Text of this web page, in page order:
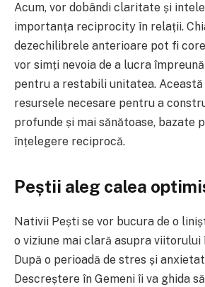
Acum, vor dobândi claritate și
importanța reciprocity în relații.
dezechilibrele anterioare pot fi
vor simți nevoia de a lucra
pentru a restabili unitatea.
resursele necesare pentru a
profunde și mai sănătoase, bazate
înțelegere reciprocă.
Peștii aleg calea
Nativii Pești se vor bucura de o
o viziune mai clară asupra viitorului
După o perioadă de stres și
Descreștere în Gemeni îi va ghida